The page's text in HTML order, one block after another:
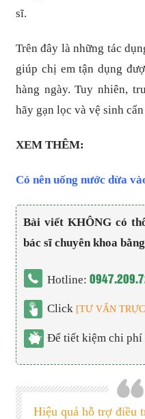
sĩ.
Trên đây là những tác
giúp chị em tận dụng
hàng ngày. Tuy nhiên,
hãy gạn lọc và vệ sinh
XEM THÊM:
Có nên uống nước dừa
Bài viết KHÔNG có
bác sĩ chuyên khoa
Hotline:
Click [TƯ VẤN
Để tiết kiệm chi phí
Hiệu quả hỗ trợ điều